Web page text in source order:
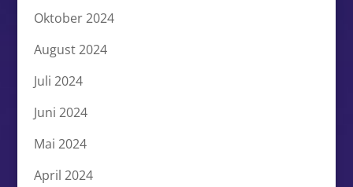
Oktober 2024
August 2024
Juli 2024
Juni 2024
Mai 2024
April 2024